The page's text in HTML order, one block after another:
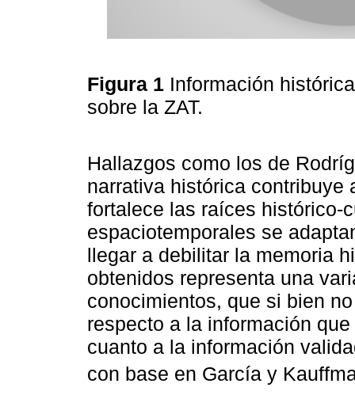
Figura 1 Información
sobre la ZAT.
Hallazgos como los de
narrativa histórica contribuye
fortalece las raíces histórico-
espaciotemporales se
llegar a debilitar la memoria
obtenidos representa una
conocimientos, que si bien
respecto a la información
cuanto a la información
con base en García y